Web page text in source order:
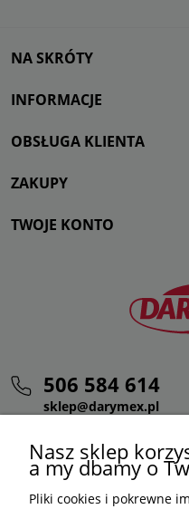
NA SKRÓTY
INFORMACJE
OBSŁUGA KLIENTA
ZAKUPY
TWOJE KONTO
506 584 614
sklep@darymex.pl
Nasz sklep
a my dbamy o
Pliki cookies i pokrewne